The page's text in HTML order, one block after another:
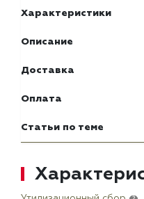
Характеристики
Описание
Доставка
Оплата
Статьи по теме